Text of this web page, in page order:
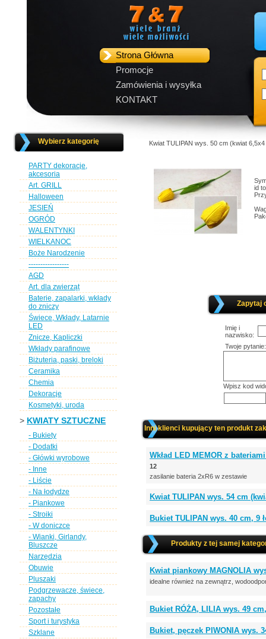
Strona Główna
Promocje
Zamówienia i wysyłka
KONTAKT
Wybierz kategorię
PARTY dekoracje,
akcesoria
Art. GRILL
Halloween
JESIEŃ
OGRÓD
WALENTYNKI
WIELKANOC
Boże Narodzenie
-----------------
AGD
Art. dla zwierząt
Baterie, zapalarki, wkłady
do zniczy
Świece, Wkłady, Latarnie
LED
Znicze, Kapliczki
Wkłady parafinowe
Biżuteria, paski, breloki
Ceramika
Chemia
Dekoracje
Kosmetyki, uroda
> KWIATY SZTUCZNE
- Bukiety
- Dodatki
- Główki wyrobowe
- Inne
- Liście
- Na łodydze
- Piankowe
- Stroiki
- W doniczce
- Wianki, Girlandy,
Bluszcze
Narzędzia
Obuwie
Pluszaki
Podgrzewacze, świece,
zapachy
Pozostałe
Sport i turystyka
Szklane
Kwiat TULIPAN wys. 50 cm (kwiat
id
Zapytaj
Imię i
nazwisko:
Twoje pytanie:
Wpisz kod
Inni klienci kupujący ten produkt
Wkład LED MEMOR z
12
zasilanie bateria 2xR6 w zestawie
Kwiat TULIPAN wys. 54 cm
Bukiet TULIPAN wys. 40 cm, 9
Produkty z tej samej
Kwiat piankowy MAGNOLIA
idealne również na zewnątrz,
Bukiet RÓŻA, LILIA wys. 49
Bukiet, pęczek PIWONIA wys.